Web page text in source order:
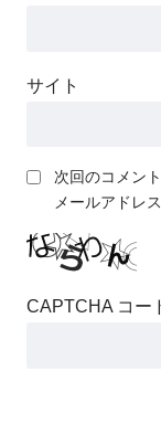
サイト
次回のコメン
メールアドレ
CAPTCHA コー